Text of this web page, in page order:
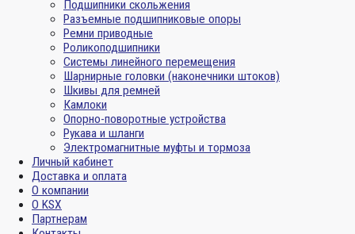
Подшипники скольжения
Разъемные подшипниковые опоры
Ремни приводные
Роликоподшипники
Системы линейного перемещения
Шарнирные головки (наконечники штоков)
Шкивы для ремней
Камлоки
Опорно-поворотные устройства
Рукава и шланги
Электромагнитные муфты и тормоза
Личный кабинет
Доставка и оплата
О компании
О KSX
Партнерам